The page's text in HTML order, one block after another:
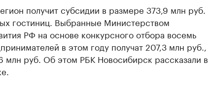
получит субсидии в размере 373,9 млн руб.
гостиниц. Выбранные Министерством
РФ на основе конкурсного отбора восемь
в этом году получат 207,3 млн руб.,
руб. Об этом РБК Новосибирск рассказали в